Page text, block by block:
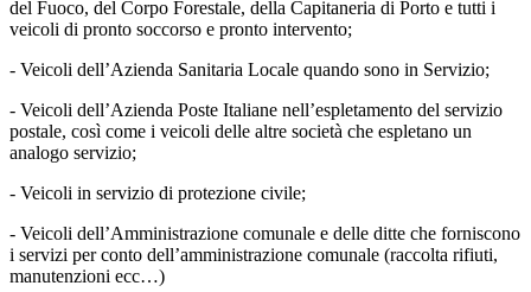
del Fuoco, del Corpo Forestale, della Capitaneria di Porto e tutti i
veicoli di pronto soccorso e pronto intervento;
- Veicoli dell’Azienda Sanitaria Locale quando sono in Servizio;
- Veicoli dell’Azienda Poste Italiane nell’espletamento del servizio
postale, così come i veicoli delle altre società che espletano un
analogo servizio;
- Veicoli in servizio di protezione civile;
- Veicoli dell’Amministrazione comunale e delle ditte che forniscono
i servizi per conto dell’amministrazione comunale (raccolta rifiuti,
manutenzioni ecc…)